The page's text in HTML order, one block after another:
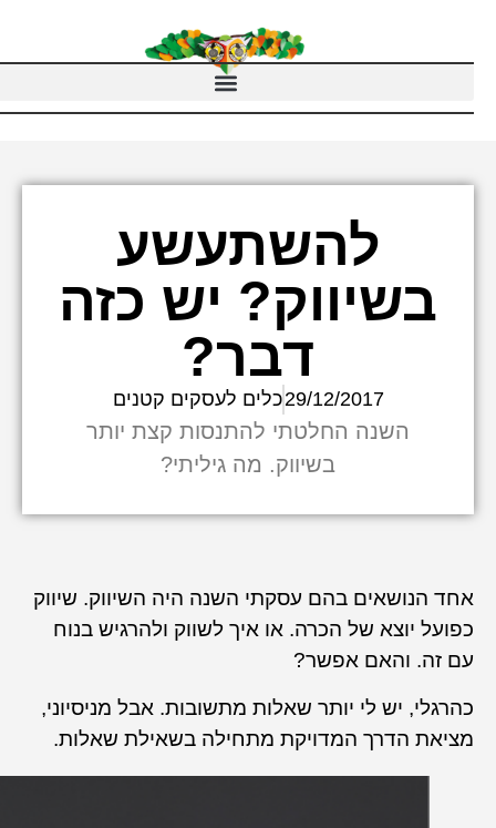
להשתעשע
בשיווק? יש כזה
דבר?
29/12/2017כלים לעסקים קטנים
השנה החלטתי להתנסות קצת יותר
בשיווק. מה גיליתי?
אחד הנושאים בהם עסקתי השנה היה השיווק. שיווק
כפועל יוצא של הכרה. או איך לשווק ולהרגיש בנוח
עם זה. והאם אפשר?
כהרגלי, יש לי יותר שאלות מתשובות. אבל מניסיוני,
מציאת הדרך המדויקת מתחילה בשאילת שאלות.